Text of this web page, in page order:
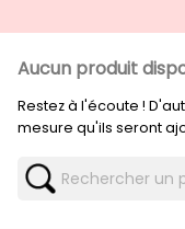
Aucun produit
Restez à l'écoute !
mesure qu'ils seront